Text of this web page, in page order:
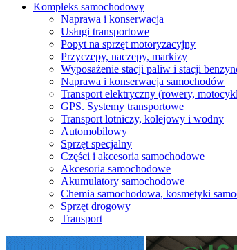
Kompleks samochodowy
Naprawa i konserwacja
Usługi transportowe
Popyt na sprzęt motoryzacyjny
Przyczepy, naczepy, markizy
Wyposażenie stacji paliw i stacji
Naprawa i konserwacja samochodów
Transport elektryczny (rowery,
GPS. Systemy transportowe
Transport lotniczy, kolejowy i wodny
Automobilowy
Sprzęt specjalny
Części i akcesoria samochodowe
Akcesoria samochodowe
Akumulatory samochodowe
Chemia samochodowa, kosmetyki
Sprzęt drogowy
Transport